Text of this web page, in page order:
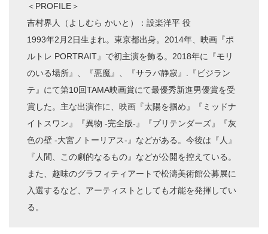
＜PROFILE＞
吉村界人（よしむら かいと）：設楽洋平 役
1993年2月2日⽣まれ。東京都出⾝。2014年、映画『ポ
ルトレ PORTRAIT』で初主演を飾る。2018年に『モリ
のいる場所』、『悪魔』、『サラバ静寂』.『ビジラン
テ』にて第10回TAMA映画賞にて最優秀新進男優賞を受
賞した。主な出演作に、映画『太陽を掴め』『ミッドナ
イトスワン』『異物 -完全版-』『プリテンダーズ』『灰
⾊の壁 -⼤宮ノトーリアス-』などがある。今後は『⼈』
『人間、この劇的なるもの』などが公開を控えている。
また、趣味のグラフィティアートで松濤美術館公募展に
⼊選するなど、アーティストとしても才能を発揮してい
る。